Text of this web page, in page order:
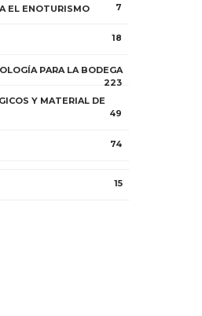
EL ENOTURISMO
7
18
PARA LA BODEGA
223
Y MATERIAL DE
49
74
15